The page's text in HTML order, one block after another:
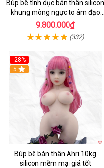
Búp bê tình dục bán thân silicon
khung mông ngực to âm đạo
khít chặt tự nhiên
9.800.000₫
(332)
-28%
5
Búp bê bán thân Ahri 10kg
silicon mềm mại giá tốt